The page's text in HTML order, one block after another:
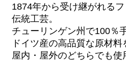
1874年から受け継がれる
伝統工芸。
チューリンゲン州で100％
ドイツ産の高品質な原材料
屋内・屋外のどちらでも使